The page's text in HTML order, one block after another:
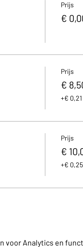
Prijs
€
Prijs
€
+€
Prijs
€
+€
voor Analytics en